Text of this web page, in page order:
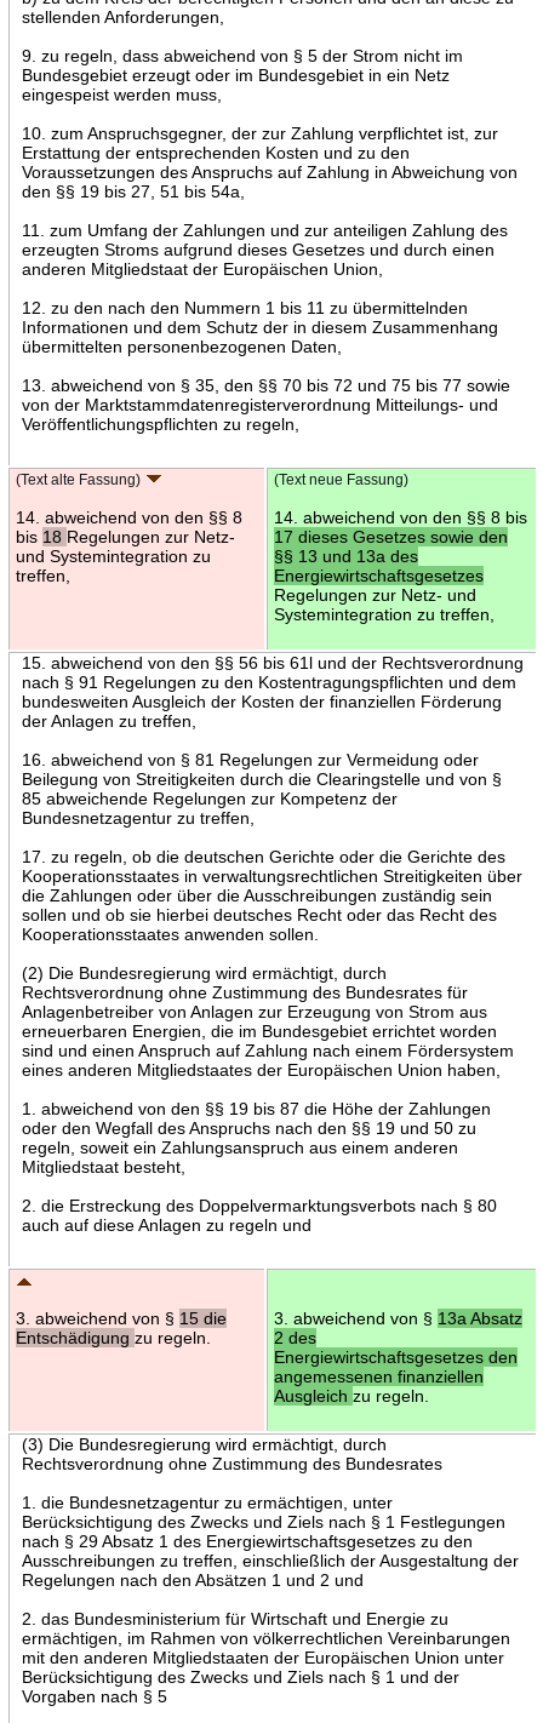
stellenden Anforderungen,
9. zu regeln, dass abweichend von § 5 der Strom nicht im
Bundesgebiet erzeugt oder im Bundesgebiet in ein Netz
eingespeist werden muss,
10. zum Anspruchsgegner, der zur Zahlung verpflichtet ist, zur
Erstattung der entsprechenden Kosten und zu den
Voraussetzungen des Anspruchs auf Zahlung in Abweichung von
den §§ 19 bis 27, 51 bis 54a,
11. zum Umfang der Zahlungen und zur anteiligen Zahlung des
erzeugten Stroms aufgrund dieses Gesetzes und durch einen
anderen Mitgliedstaat der Europäischen Union,
12. zu den nach den Nummern 1 bis 11 zu übermittelnden
Informationen und dem Schutz der in diesem Zusammenhang
übermittelten personenbezogenen Daten,
13. abweichend von § 35, den §§ 70 bis 72 und 75 bis 77 sowie
von der Marktstammdatenregisterverordnung Mitteilungs- und
Veröffentlichungspflichten zu regeln,
(Text alte Fassung)
14. abweichend von den §§ 8
bis 18 Regelungen zur Netz-
und Systemintegration zu
treffen,
(Text neue Fassung)
14. abweichend von den §§ 8 bis
17 dieses Gesetzes sowie den
§§ 13 und 13a des
Energiewirtschaftsgesetzes
Regelungen zur Netz- und
Systemintegration zu treffen,
15. abweichend von den §§ 56 bis 61l und der Rechtsverordnung
nach § 91 Regelungen zu den Kostentragungspflichten und dem
bundesweiten Ausgleich der Kosten der finanziellen Förderung
der Anlagen zu treffen,
16. abweichend von § 81 Regelungen zur Vermeidung oder
Beilegung von Streitigkeiten durch die Clearingstelle und von §
85 abweichende Regelungen zur Kompetenz der
Bundesnetzagentur zu treffen,
17. zu regeln, ob die deutschen Gerichte oder die Gerichte des
Kooperationsstaates in verwaltungsrechtlichen Streitigkeiten über
die Zahlungen oder über die Ausschreibungen zuständig sein
sollen und ob sie hierbei deutsches Recht oder das Recht des
Kooperationsstaates anwenden sollen.
(2) Die Bundesregierung wird ermächtigt, durch
Rechtsverordnung ohne Zustimmung des Bundesrates für
Anlagenbetreiber von Anlagen zur Erzeugung von Strom aus
erneuerbaren Energien, die im Bundesgebiet errichtet worden
sind und einen Anspruch auf Zahlung nach einem Fördersystem
eines anderen Mitgliedstaates der Europäischen Union haben,
1. abweichend von den §§ 19 bis 87 die Höhe der Zahlungen
oder den Wegfall des Anspruchs nach den §§ 19 und 50 zu
regeln, soweit ein Zahlungsanspruch aus einem anderen
Mitgliedstaat besteht,
2. die Erstreckung des Doppelvermarktungsverbots nach § 80
auch auf diese Anlagen zu regeln und
3. abweichend von § 15 die
Entschädigung zu regeln.
3. abweichend von § 13a Absatz
2 des
Energiewirtschaftsgesetzes den
angemessenen finanziellen
Ausgleich zu regeln.
(3) Die Bundesregierung wird ermächtigt, durch
Rechtsverordnung ohne Zustimmung des Bundesrates
1. die Bundesnetzagentur zu ermächtigen, unter
Berücksichtigung des Zwecks und Ziels nach § 1 Festlegungen
nach § 29 Absatz 1 des Energiewirtschaftsgesetzes zu den
Ausschreibungen zu treffen, einschließlich der Ausgestaltung der
Regelungen nach den Absätzen 1 und 2 und
2. das Bundesministerium für Wirtschaft und Energie zu
ermächtigen, im Rahmen von völkerrechtlichen Vereinbarungen
mit den anderen Mitgliedstaaten der Europäischen Union unter
Berücksichtigung des Zwecks und Ziels nach § 1 und der
Vorgaben nach § 5